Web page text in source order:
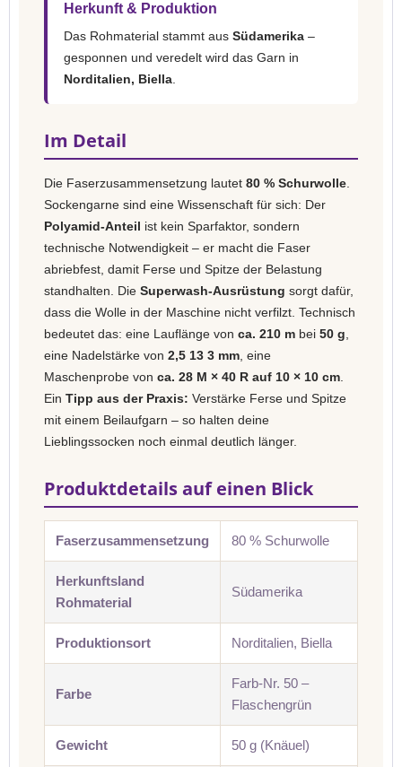
Herkunft & Produktion
Das Rohmaterial stammt aus Südamerika –
gesponnen und veredelt wird das Garn in
Norditalien, Biella
Im Detail
Die Faserzusammensetzung lautet 80 % Schurwolle
Sockengarne sind eine Wissenschaft für sich: Der
Polyamid-Anteil ist kein Sparfaktor, sondern
technische Notwendigkeit – er macht die Faser
abriebfest, damit Ferse und Spitze der Belastung
standhalten. Die Superwash-Ausrüstung sorgt dafür,
dass die Wolle in der Maschine nicht verfilzt. Technisch
bedeutet das: eine Lauflänge von ca. 210 m bei 50 g
eine Nadelstärke von 2,5 13 3 mm , eine
Maschenprobe von ca. 28 M × 40 R auf 10 × 10 cm
Ein Tipp aus der Praxis: Verstärke Ferse und Spitze
mit einem Beilaufgarn – so halten deine
Lieblingssocken noch einmal deutlich länger.
Produktdetails auf einen Blick
Faserzusammensetzung 80 % Schurwolle
Herkunftsland
Rohmaterial
Südamerika
Produktionsort Norditalien, Biella
Farbe
Farb-Nr. 50 –
Flaschengrün
Gewicht 50 g (Knäuel)